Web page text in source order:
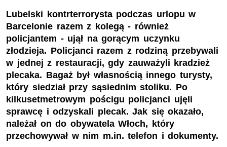
Lubelski kontrterrorysta podczas urlopu w
Barcelonie razem z kolegą - również
policjantem - ujął na gorącym uczynku
złodzieja. Policjanci razem z rodziną przebywali
w jednej z restauracji, gdy zauważyli kradzież
plecaka. Bagaż był własnością innego turysty,
który siedział przy sąsiednim stoliku. Po
kilkusetmetrowym pościgu policjanci ujęli
sprawcę i odzyskali plecak. Jak się okazało,
należał on do obywatela Włoch, który
przechowywał w nim m.in. telefon i dokumenty.